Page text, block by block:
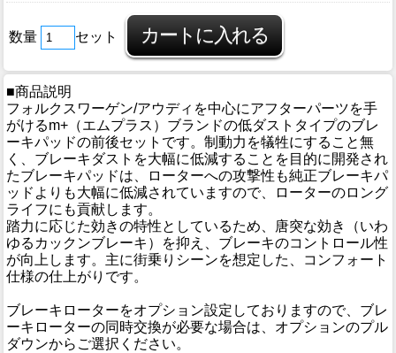
数量 セット
■商品説明
フォルクスワーゲン/アウディを中心にアフターパーツを手
がけるm+（エムプラス）ブランドの低ダストタイプのブレ
ーキパッドの前後セットです。制動力を犠牲にすること無
く、ブレーキダストを大幅に低減することを目的に開発され
たブレーキパッドは、ローターへの攻撃性も純正ブレーキパ
ッドよりも大幅に低減されていますので、ローターのロング
ライフにも貢献します。
踏力に応じた効きの特性としているため、唐突な効き（いわ
ゆるカックンブレーキ）を抑え、ブレーキのコントロール性
が向上します。主に街乗りシーンを想定した、コンフォート
仕様の仕上がりです。
ブレーキローターをオプション設定しておりますので、ブレ
ーキローターの同時交換が必要な場合は、オプションのプル
ダウンからご選択ください。